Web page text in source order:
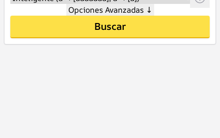
Opciones Avanzadas ↓
Buscar